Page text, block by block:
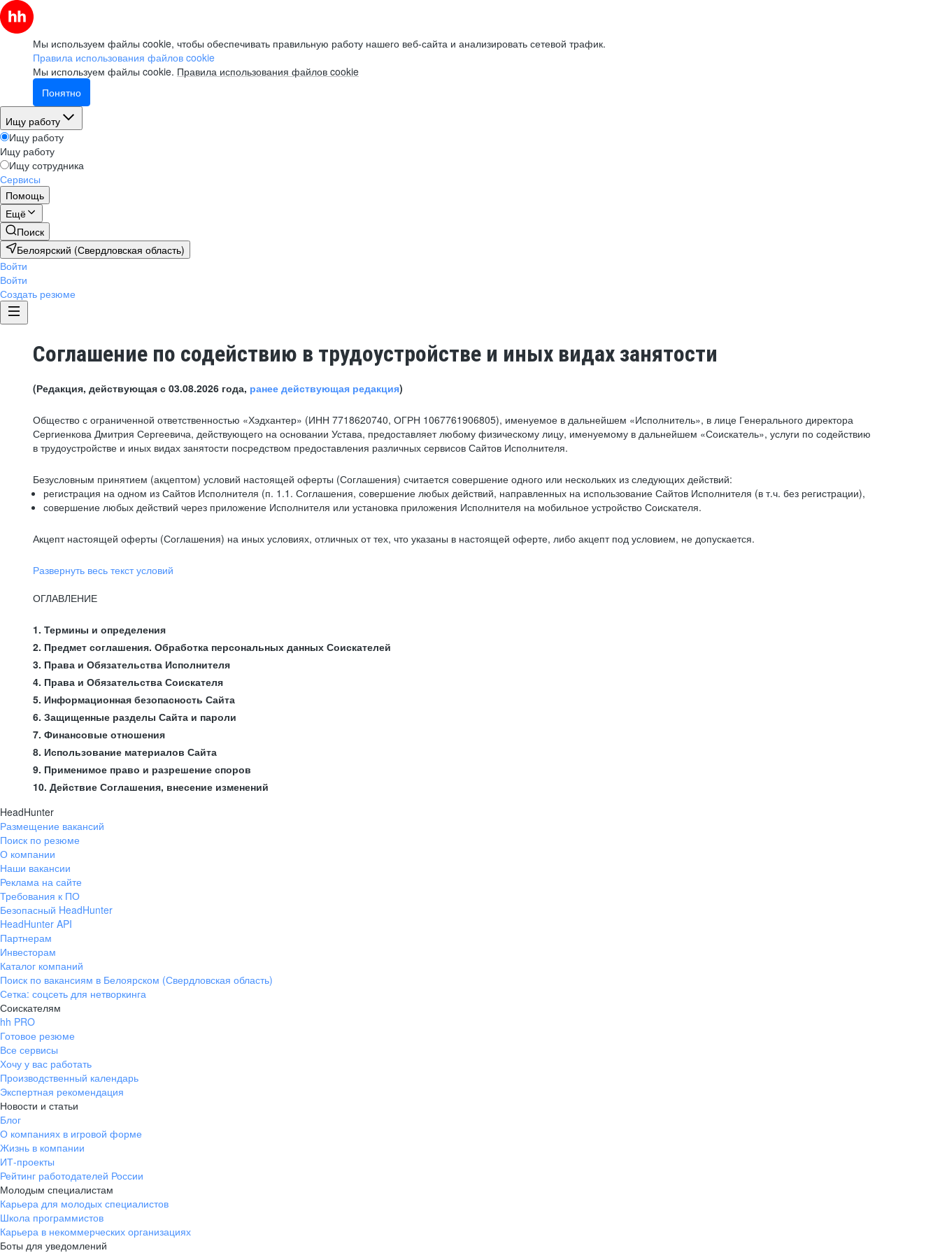
Мы используем файлы cookie, чтобы обеспечивать правильную работу нашего веб-сайта и анализировать сетевой трафик.
Правила использования файлов cookie
Мы используем файлы cookie. Правила использования файлов cookie
Понятно
Ищу работу
Ищу работу
Ищу работу
Ищу сотрудника
Сервисы
Помощь
Ещё
Поиск
Белоярский (Свердловская область)
Войти
Войти
Создать резюме
Соглашение по содействию в трудоустройстве и иных видах занятости
(Редакция, действующая с 03.08.2026 года, ранее действующая редакция)
Общество с ограниченной ответственностью «Хэдхантер» (ИНН 7718620740, ОГРН 1067761906805), именуемое в дальнейшем «Исполнитель», в лице Генерального директора
Сергиенкова Дмитрия Сергеевича, действующего на основании Устава, предоставляет любому физическому лицу, именуемому в дальнейшем «Соискатель», услуги по содействию
в трудоустройстве и иных видах занятости посредством предоставления различных сервисов Сайтов Исполнителя.
Безусловным принятием (акцептом) условий настоящей оферты (Соглашения) считается совершение одного или нескольких из следующих действий:
регистрация на одном из Сайтов Исполнителя (п. 1.1. Соглашения, совершение любых действий, направленных на использование Сайтов Исполнителя (в т.ч. без регистрации),
совершение любых действий через приложение Исполнителя или установка приложения Исполнителя на мобильное устройство Соискателя.
Акцепт настоящей оферты (Соглашения) на иных условиях, отличных от тех, что указаны в настоящей оферте, либо акцепт под условием, не допускается.
Развернуть весь текст условий
ОГЛАВЛЕНИЕ
1. Термины и определения
2. Предмет соглашения. Обработка персональных данных Соискателей
3. Права и Обязательства Исполнителя
4. Права и Обязательства Соискателя
5. Информационная безопасность Сайта
6. Защищенные разделы Сайта и пароли
7. Финансовые отношения
8. Использование материалов Сайта
9. Применимое право и разрешение споров
10. Действие Соглашения, внесение изменений
HeadHunter
Размещение вакансий
Поиск по резюме
О компании
Наши вакансии
Реклама на сайте
Требования к ПО
Безопасный HeadHunter
HeadHunter API
Партнерам
Инвесторам
Каталог компаний
Поиск по вакансиям в Белоярском (Свердловская область)
Сетка: соцсеть для нетворкинга
Соискателям
hh PRO
Готовое резюме
Все сервисы
Хочу у вас работать
Производственный календарь
Экспертная рекомендация
Новости и статьи
Блог
О компаниях в игровой форме
Жизнь в компании
ИТ-проекты
Рейтинг работодателей России
Молодым специалистам
Карьера для молодых специалистов
Школа программистов
Карьера в некоммерческих организациях
Боты для уведомлений